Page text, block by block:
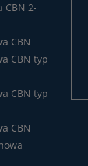
CBN 2-
CBN
CBN typ
CBN typ
CBN